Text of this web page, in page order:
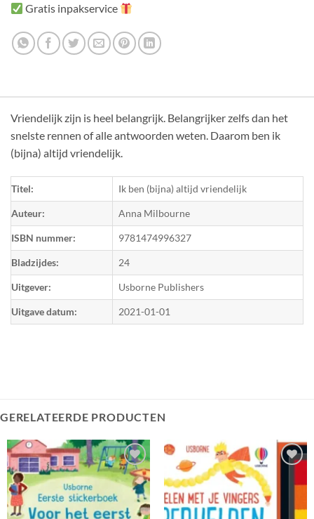
Gratis inpakservice
Vriendelijk zijn is heel belangrijk. Belangrijker zelfs dan het
snelste rennen of alle antwoorden weten. Daarom ben ik
(bijna) altijd vriendelijk.
Titel: Ik ben (bijna) altijd vriendelijk
Auteur: Anna Milbourne
ISBN nummer: 9781474996327
Bladzijdes: 24
Uitgever: Usborne Publishers
Uitgave datum: 2021-01-01
GERELATEERDE PRODUCTEN